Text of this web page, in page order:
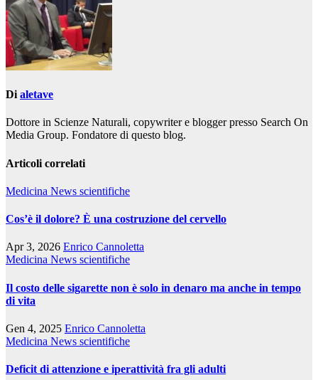
Di aletave
Dottore in Scienze Naturali, copywriter e blogger presso Search On
Media Group. Fondatore di questo blog.
Articoli correlati
Medicina News scientifiche
Cos’è il dolore? È una costruzione del cervello
Apr 3, 2026 Enrico Cannoletta
Medicina News scientifiche
Il costo delle sigarette non è solo in denaro ma anche in tempo
di vita
Gen 4, 2025 Enrico Cannoletta
Medicina News scientifiche
Deficit di attenzione e iperattività fra gli adulti